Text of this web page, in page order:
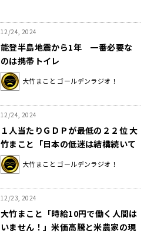
12/24, 2024
能登半島地震から1年 一番必要な
のは携帯トイレ
大竹まこと ゴールデンラジオ！
12/24, 2024
１人当たりＧＤＰが最低の２２位 大
竹まこと「日本の低迷は結構続いて
いる」
大竹まこと ゴールデンラジオ！
12/23, 2024
大竹まこと「時給10円で働く人間は
いません！」米価高騰と米農家の現